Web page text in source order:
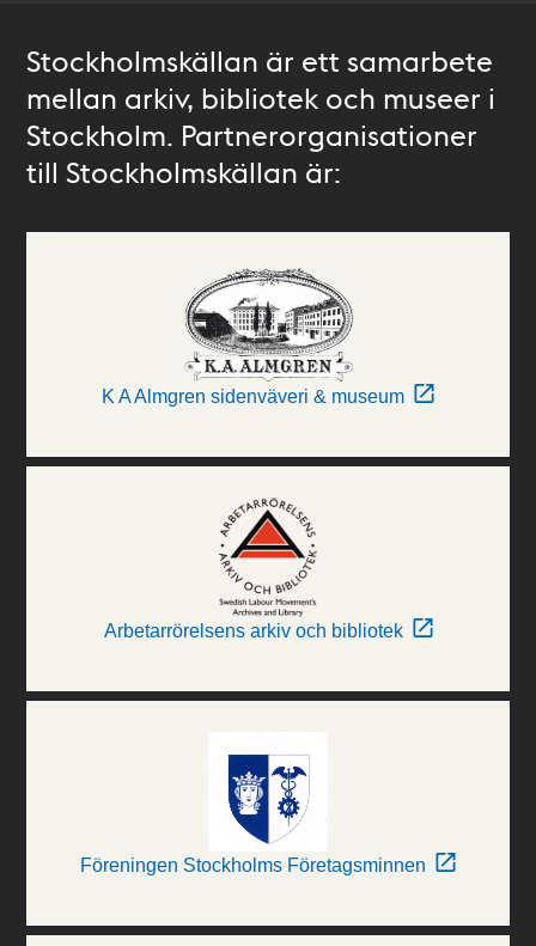
Stockholmskällan är ett samarbete
mellan arkiv, bibliotek och museer i
Stockholm. Partnerorganisationer
till Stockholmskällan är:
K A Almgren sidenväveri & museum
Arbetarrörelsens arkiv och bibliotek
Föreningen Stockholms Företagsminnen